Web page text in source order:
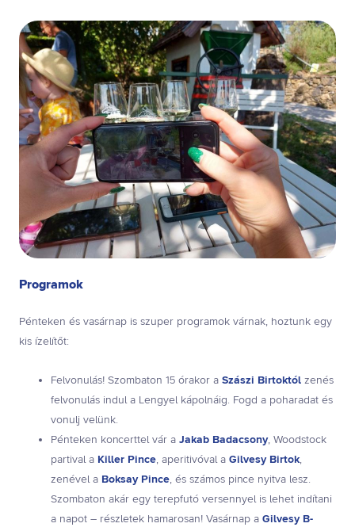
Programok
Pénteken és vasárnap is szuper programok várnak, hoztunk egy
kis ízelítőt:
Felvonulás! Szombaton 15 órakor a Szászi Birtoktól zenés
felvonulás indul a Lengyel kápolnáig. Fogd a poharadat és
vonulj velünk.
Pénteken koncerttel vár a Jakab Badacsony, Woodstock
partival a Killer Pince, aperitivóval a Gilvesy Birtok,
zenével a Boksay Pince, és számos pince nyitva lesz.
Szombaton akár egy terepfutó versennyel is lehet indítani
a napot – részletek hamarosan! Vasárnap a Gilvesy B-